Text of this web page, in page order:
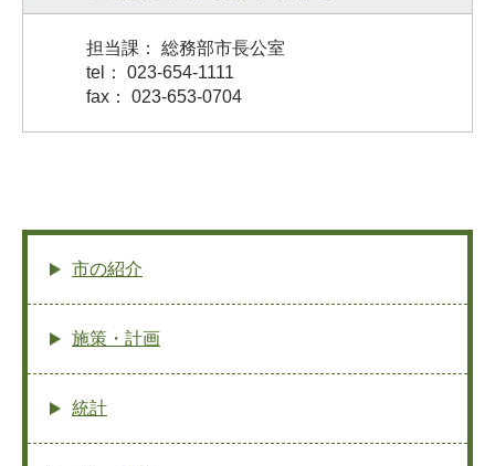
担当課： 総務部市長公室
tel： 023-654-1111
fax： 023-653-0704
市の紹介
施策・計画
統計